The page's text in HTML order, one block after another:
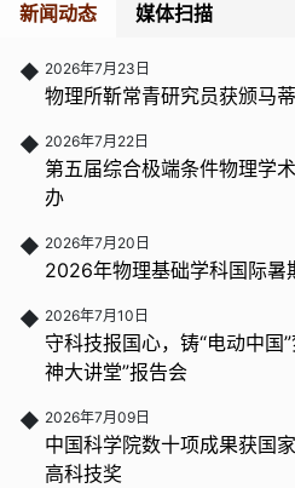
新闻动态 媒体扫描
◆ 2026年7月23日
物理所靳常青研究员获颁马
◆ 2026年7月22日
第五届综合极端条件物理学
办
◆ 2026年7月20日
2026年物理基础学科国际暑
◆ 2026年7月10日
守科技报国心，铸“电动中
神大讲堂”报告会
◆ 2026年7月09日
中国科学院数十项成果获国
高科技奖